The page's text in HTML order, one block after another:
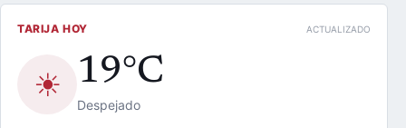
TARIJA HOY ACTUALIZADO
☀ 19°C
Despejado